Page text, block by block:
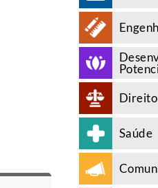
Direito
Saúde